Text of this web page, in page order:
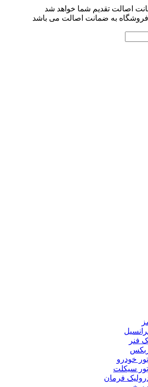
اصالت تقدیم شما خواهد شد
به ضمانت اصالت می باشد
فنر
خودرو
سیکلت
فرمان